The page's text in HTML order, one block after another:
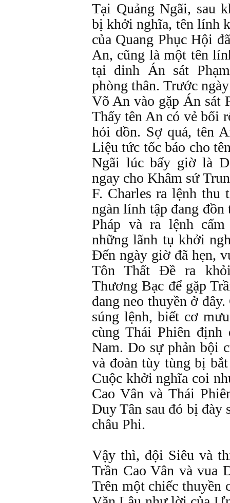
Tại Quảng Ngãi, sau
bị khởi nghĩa, tên lính
của Quang Phục Hội
An, cũng là một tên
tại dinh Án sát
phòng thân. Trước
Võ An vào gặp Án sát
Thấy tên An có vẻ bối
hỏi dồn. Sợ quá, tên
Liệu tức tốc báo cho
Ngãi lúc bấy giờ là
ngay cho Khâm sứ
F. Charles ra lệnh thu
ngàn lính tập đang
Pháp và ra lệnh
những lãnh tụ khởi
Đến ngày giờ đã hẹn,
Tôn Thất Đề ra
Thương Bạc để gặp
đang neo thuyền ở
súng lệnh, biết cơ
cùng Thái Phiên định
Nam. Do sự phản bội
và đoàn tùy tùng bị
Cuộc khởi nghĩa coi
Cao Vân và Thái
Duy Tân sau đó bị đày
châu Phi.
Vậy thì, đội Siêu và
Trần Cao Vân và vua
Trên một chiếc thuyền